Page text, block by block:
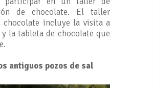
de chocolate. El taller
chocolate incluye la visita a
la tableta de chocolate que
antiguos pozos de sal